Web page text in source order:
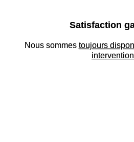
Satisfaction
Nous sommes toujours